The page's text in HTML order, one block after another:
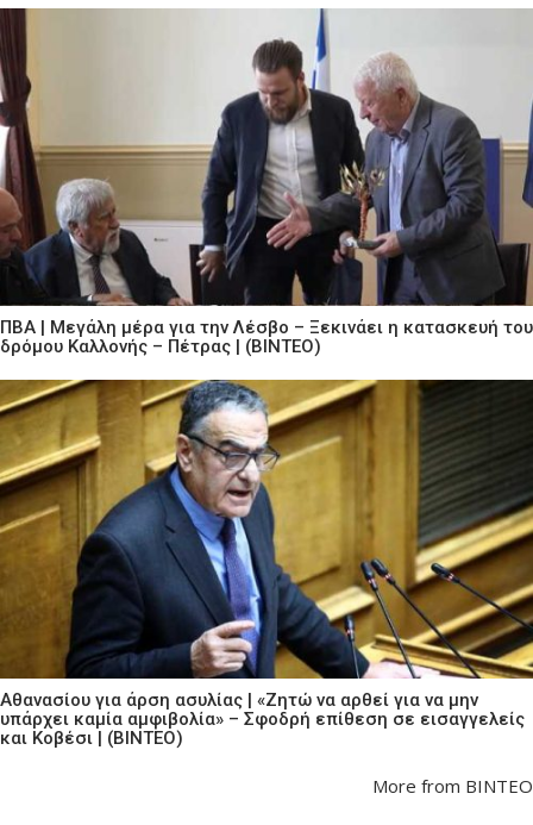
ΠΒΑ | Μεγάλη μέρα για την Λέσβο – Ξεκινάει η κατασκευή του
δρόμου Καλλονής – Πέτρας | (ΒΙΝΤΕΟ)
Αθανασίου για άρση ασυλίας | «Ζητώ να αρθεί για να μην
υπάρχει καμία αμφιβολία» – Σφοδρή επίθεση σε εισαγγελείς
και Κοβέσι | (ΒΙΝΤΕΟ)
More from ΒΙΝΤΕΟ